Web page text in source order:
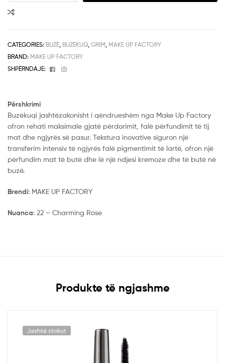
CATEGORIES: BUZË BUZËKUQ GRIM MAKE UP FACTORY
BRAND: MAKE UP FACTORY
SHPËRNDAJE:
Facebook
Instagram
Përshkrimi
Buzëkuqi jashtëzakonisht i qëndrueshëm nga Make Up Factory
ofron rehati maksimale gjatë përdorimit, falë përfundimit të tij
mat dhe ngjyrës së pasur. Tekstura inovative siguron një
transferim intensiv të ngjyrës falë pigmentimit të lartë, ofron një
përfundim mat të butë dhe lë një ndjesi kremoze dhe të butë në
buzë.
Brendi: MAKE UP FACTORY
Nuanca: 22 – Charming Rose
Produkte të ngjashme
Jashtë stokut